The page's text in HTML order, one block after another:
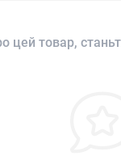
цей товар,